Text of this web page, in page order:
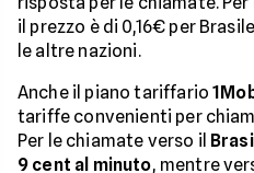
il prezzo è di 0,16€ per
le altre nazioni.
Anche il piano tariffario
tariffe convenienti per
Per le chiamate verso il
9 cent al minuto, mentre